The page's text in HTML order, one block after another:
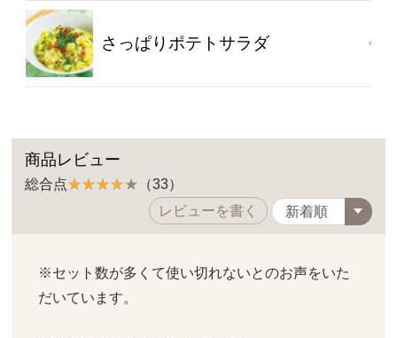
さっぱりポテトサラダ
商品レビュー
総合点
（33）
レビューを書く
※セット数が多くて使い切れないとのお声をいた
だいています。